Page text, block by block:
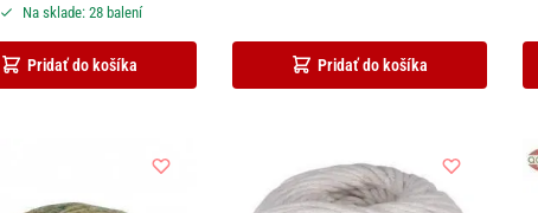
Pridať do košíka
Na sklade: 28 balení
Pridať do košíka